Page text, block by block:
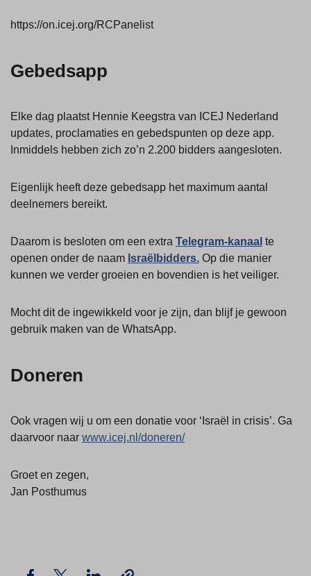
https://on.icej.org/RCPanelist
Gebedsapp
Elke dag plaatst Hennie Keegstra van ICEJ Nederland
updates, proclamaties en gebedspunten op deze app.
Inmiddels hebben zich zo’n 2.200 bidders aangesloten.
Eigenlijk heeft deze gebedsapp het maximum aantal
deelnemers bereikt.
Daarom is besloten om een extra Telegram-kanaal te
openen onder de naam Israëlbidders. Op die manier
kunnen we verder groeien en bovendien is het veiliger.
Mocht dit de ingewikkeld voor je zijn, dan blijf je gewoon
gebruik maken van de WhatsApp.
Doneren
Ook vragen wij u om een donatie voor ‘Israël in crisis’. Ga
daarvoor naar www.icej.nl/doneren/
Groet en zegen,
Jan Posthumus